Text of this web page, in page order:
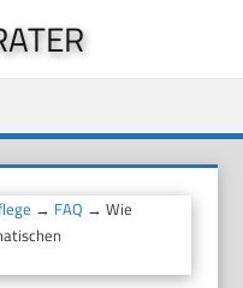
→ FAQ → Wie